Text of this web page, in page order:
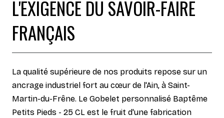
L'EXIGENCE DU SAVOIR-FAIRE
FRANÇAIS
La qualité supérieure de nos produits repose sur un
ancrage industriel fort au cœur de l'Ain, à Saint-
Martin-du-Frêne. Le Gobelet personnalisé Baptême
Petits Pieds - 25 CL est le fruit d'une fabrication